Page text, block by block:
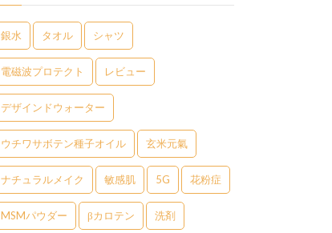
銀水 タオル シャツ
電磁波プロテクト レビュー
デザインドウォーター
ウチワサボテン種子オイル 玄米元氣
ナチュラルメイク 敏感肌 5G 花粉症
MSMパウダー βカロテン 洗剤